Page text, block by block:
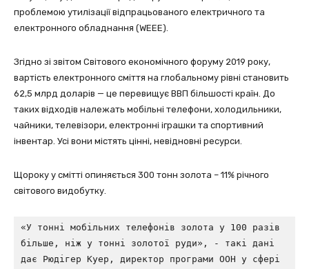
проблемою утилізації відпрацьованого електричного та
електронного обладнання (WEEE).
Згідно зі звітом Світового економічного форуму 2019 року,
вартість електронного сміття на глобальному рівні становить
62,5 млрд доларів — це перевищує ВВП більшості країн. До
таких відходів належать мобільні телефони, холодильники,
чайники, телевізори, електронні іграшки та спортивний
інвентар. Усі вони містять цінні, невідновні ресурси.
Щороку у смітті опиняється 300 тонн золота – 11% річного
світового видобутку.
«У тонні мобільних телефонів золота у 100 разів
більше, ніж у тонні золотої руди», - такі дані
дає Рюдігер Куер, директор програми ООН у сфері